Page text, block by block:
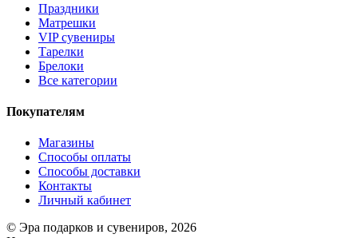
Праздники
Матрешки
VIP сувениры
Тарелки
Брелоки
Все категории
Покупателям
Магазины
Способы оплаты
Способы доставки
Контакты
Личный кабинет
© Эра подарков и сувениров, 2026